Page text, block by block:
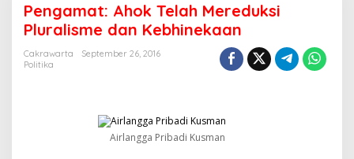
n
g
a
m
h
o
Pengamat: Ahok Telah Mereduksi
Pluralisme dan Kebhinekaan
Cakrawarta
September 26, 2016
Politika
Airlangga Pribadi Kusman